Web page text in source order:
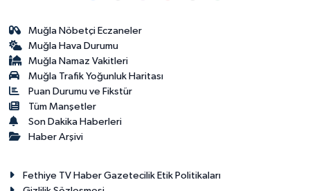
Muğla Nöbetçi Eczaneler
Muğla Hava Durumu
Muğla Namaz Vakitleri
Muğla Trafik Yoğunluk Haritası
Puan Durumu ve Fikstür
Tüm Manşetler
Son Dakika Haberleri
Haber Arşivi
Fethiye TV Haber Gazetecilik Etik Politikaları